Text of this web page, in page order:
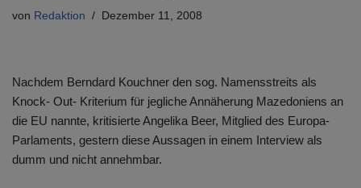
von Redaktion Dezember 11, 2008
Nachdem Berndard Kouchner den sog. Namensstreits als
Knock- Out- Kriterium für jegliche Annäherung Mazedoniens an
die EU nannte, kritisierte Angelika Beer, Mitglied des Europa-
Parlaments, gestern diese Aussagen in einem Interview als
dumm und nicht annehmbar.